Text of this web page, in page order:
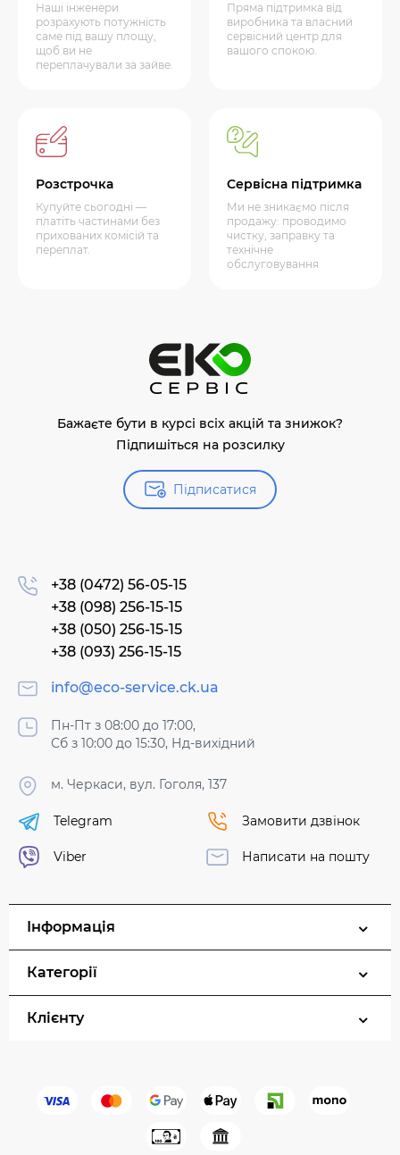
Наші інженери
розрахують потужність
саме під вашу площу,
щоб ви не
переплачували за зайве.
Пряма підтримка від
виробника та власний
сервісний центр для
вашого спокою.
Розстрочка
Купуйте сьогодні —
платіть частинами без
прихованих комісій та
переплат.
Сервісна підтримка
Ми не зникаємо після
продажу: проводимо
чистку, заправку та
технічне
обслуговування
Бажаєте бути в курсі всіх акцій та знижок?
Підпишіться на розсилку
Підписатися
+38 (0472) 56-05-15
+38 (098) 256-15-15
+38 (050) 256-15-15
+38 (093) 256-15-15
info@eco-service.ck.ua
Пн-Пт з 08:00 до 17:00,
Сб з 10:00 до 15:30, Нд-вихідний
м. Черкаси, вул. Гоголя, 137
Telegram
Viber
Замовити дзвінок
Написати на пошту
Інформація
Категорії
Клієнту